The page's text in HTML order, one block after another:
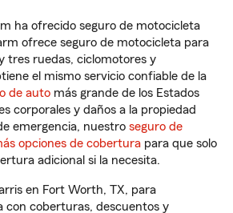
ha ofrecido seguro de motocicleta
ofrece seguro de motocicleta para
tres ruedas, ciclomotores y
el mismo servicio confiable de la
de auto más grande de los Estados
corporales y daños a la propiedad
emergencia, nuestro seguro de
opciones de cobertura para que solo
adicional si la necesita.
en Fort Worth, TX, para
con coberturas, descuentos y